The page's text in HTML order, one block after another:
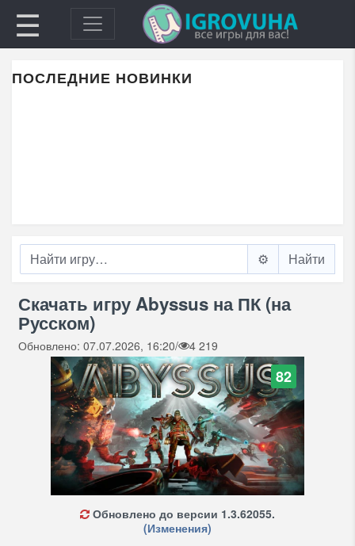
☰
ПОСЛЕДНИЕ НОВИНКИ
⚙️
Скачать игру Abyssus на ПК (на
Русском)
Обновлено: 07.07.2026, 16:20/ 4 219
82
Обновлено до версии 1.3.62055.
(Изменения)